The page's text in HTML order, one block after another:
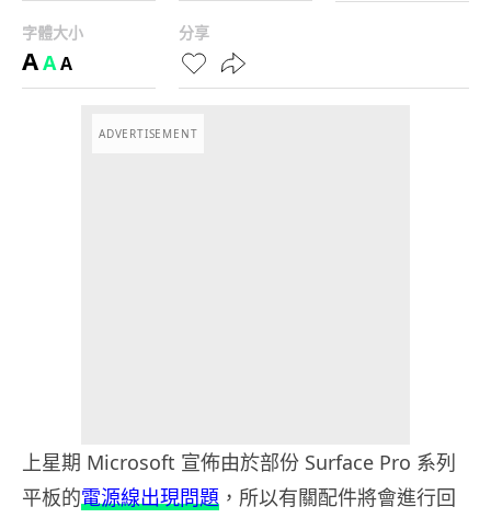
字體大小
AAA
分享
ADVERTISEMENT
上星期 Microsoft 宣佈由於部份 Surface Pro 系列
平板的電源線出現問題 ，所以有關配件將會進行回